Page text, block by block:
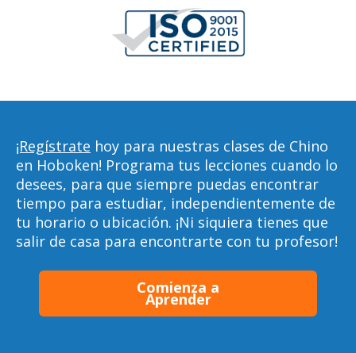
¡Regístrate hoy para nuestras clases de Chino
en Hoboken! Programa tus lecciones cuando lo
desees, para que siempre puedas encontrar
tiempo para estudiar, independientemente de
tu horario o ubicación. ¡Ni siquiera tienes que
salir de casa para encontrarte con tu profesor!
Comienza a
Aprender